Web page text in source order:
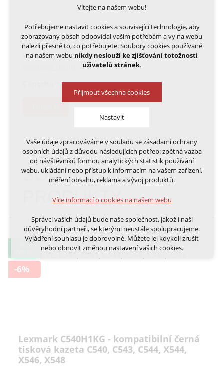
Přečetl(a) jsem si a beru na vědomízpracování
SOUVISEJÍCÍ
PRODUKTY
-6%
Lexmark C540H1KG - kompatibilní černá
tisková kazeta C540, C543, C544, X544,
X546, X548
Vítejte na našem webu!
Potřebujeme nastavit cookies a související technologie, aby
zobrazovaný obsah odpovídal vašim potřebám a vy na webu
nalezli přesně to, co potřebujete. Soubory cookies používané
na našem webu nikdy neslouží ke zjišťování totožnosti
uživatelů stránek.
Přijmout všechna cookies
Nastavit
Technická cookies
nutná pro provozování webu
udržení kontextu stránek (session): případná
přihlášení, volby jazyka, apod.
Volitelná cookies
analytická pro anonymizované vyhodnocení
marketingová cookies (Google, Ecomail, Sklik,
Smartsupp, Heureka)
Více informací o cookies na našem webu
Vaše údaje zpracováváme v souladu se zásadami ochrany
osobních údajů z důvodu následujících potřeb: zpětná vazba
od návštěvníků formou analytických statistik používání
webu, ukládání nebo přístup k informacím na vašem zařízení,
měření obsahu, reklama a vývoj produktů.
Více informací o cookies na našem webu
Správci vašich údajů bude naše společnost, jakož i naši
důvěryhodní partneři, se kterými neustále spolupracujeme.
Vyjádření souhlasu je dobrovolné. Můžete jej kdykoli zrušit
nebo obnovit změnou nastavení vašich cookies.
Cookies a podobné technologie dělíme na technická: nutná
pro běh webu, bez nichž nelze web používat a volitelná. Do